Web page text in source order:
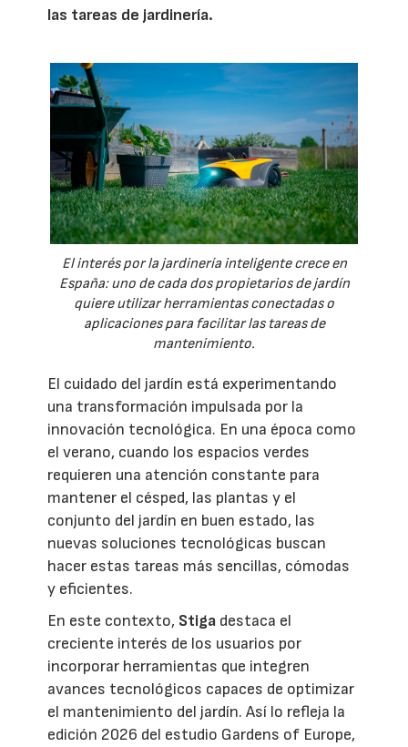
las tareas de jardinería.
El interés por la jardinería inteligente crece en
España: uno de cada dos propietarios de jardín
quiere utilizar herramientas conectadas o
aplicaciones para facilitar las tareas de
mantenimiento.
El cuidado del jardín está experimentando
una transformación impulsada por la
innovación tecnológica. En una época como
el verano, cuando los espacios verdes
requieren una atención constante para
mantener el césped, las plantas y el
conjunto del jardín en buen estado, las
nuevas soluciones tecnológicas buscan
hacer estas tareas más sencillas, cómodas
y eficientes.
En este contexto, Stiga destaca el
creciente interés de los usuarios por
incorporar herramientas que integren
avances tecnológicos capaces de optimizar
el mantenimiento del jardín. Así lo refleja la
edición 2026 del estudio Gardens of Europe,